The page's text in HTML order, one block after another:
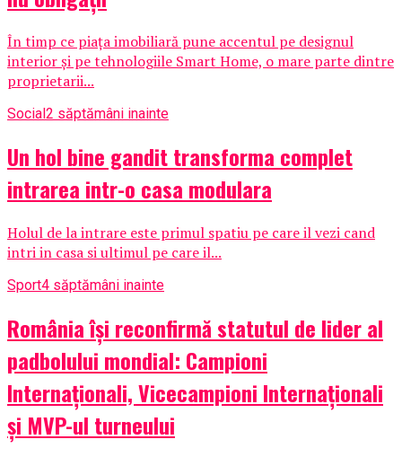
În timp ce piața imobiliară pune accentul pe designul
interior și pe tehnologiile Smart Home, o mare parte dintre
proprietarii...
Social2 săptămâni inainte
Un hol bine gandit transforma complet
intrarea intr-o casa modulara
Holul de la intrare este primul spatiu pe care il vezi cand
intri in casa si ultimul pe care il...
Sport4 săptămâni inainte
România își reconfirmă statutul de lider al
padbolului mondial: Campioni
Internaționali, Vicecampioni Internaționali
și MVP-ul turneului